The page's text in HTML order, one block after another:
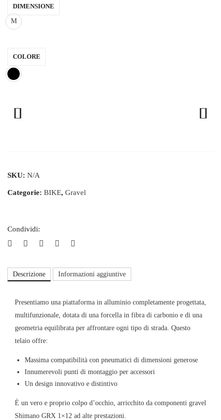
DIMENSIONE
M
COLORE
SKU: N/A
Categorie: BIKE, Gravel
Condividi:
Descrizione Informazioni aggiuntive
Presentiamo una piattaforma in alluminio completamente progettata,
multifunzionale, dotata di una forcella in fibra di carbonio e di una
geometria equilibrata per affrontare ogni tipo di strada. Questo
telaio offre:
Massima compatibilità con pneumatici di dimensioni generose
Innumerevoli punti di montaggio per accessori
Un design innovativo e distintivo
È un vero e proprio colpo d’occhio, arricchito da componenti gravel
Shimano GRX 1×12 ad alte prestazioni.